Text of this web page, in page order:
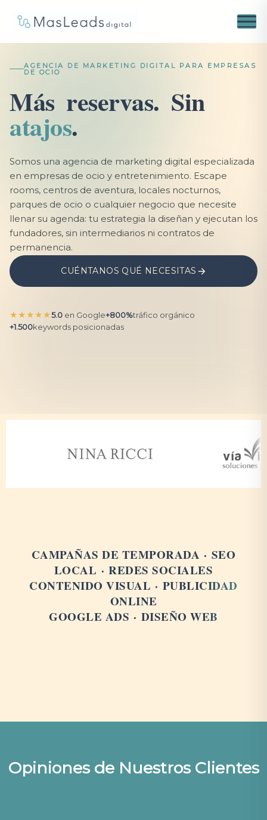
AGENCIA DE MARKETING DIGITAL PARA EMPRESAS
DE OCIO
Más reservas. Sin
atajos.
Somos una agencia de marketing digital especializada
en empresas de ocio y entretenimiento. Escape
rooms, centros de aventura, locales nocturnos,
parques de ocio o cualquier negocio que necesite
llenar su agenda: tu estrategia la diseñan y ejecutan los
fundadores, sin intermediarios ni contratos de
permanencia.
CUÉNTANOS QUÉ NECESITAS
★★★★★5.0 en Google+800%tráfico orgánico
+1.500keywords posicionadas
CAMPAÑAS DE TEMPORADA · SEO
LOCAL · REDES SOCIALES
CONTENIDO VISUAL · PUBLICIDAD
ONLINE
GOOGLE ADS · DISEÑO WEB
Opiniones de Nuestros Clientes